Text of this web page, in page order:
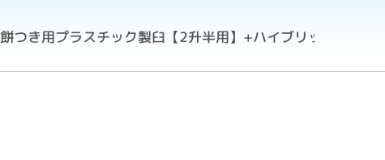
餅つき用プラスチック製臼【2升半用】+ハイブリッド杵2本付